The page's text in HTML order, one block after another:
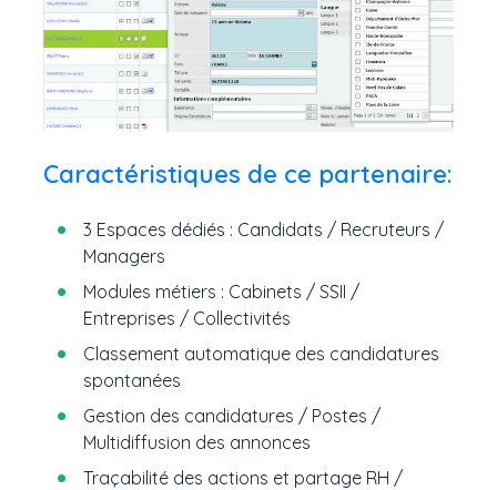
Caractéristiques de ce partenaire:
3 Espaces dédiés : Candidats / Recruteurs /
Managers
Modules métiers : Cabinets / SSII /
Entreprises / Collectivités
Classement automatique des candidatures
spontanées
Gestion des candidatures / Postes /
Multidiffusion des annonces
Traçabilité des actions et partage RH /